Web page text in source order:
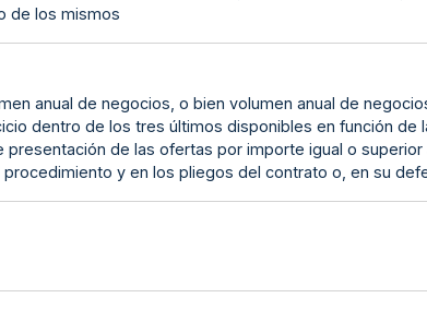
de los mismos
anual de negocios, o bien volumen anual de
dentro de los tres últimos disponibles en función de
de las ofertas por importe igual o
procedimiento y en los pliegos del contrato o, en su